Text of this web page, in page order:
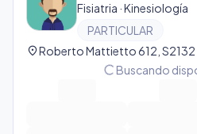
Fisiatria · Kinesiología
PARTICULAR
location_on
progress_activity Buscando